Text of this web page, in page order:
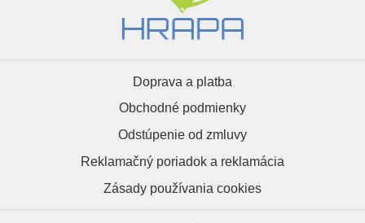
Doprava a platba
Obchodné podmienky
Odstúpenie od zmluvy
Reklamačný poriadok a reklamácia
Zásady používania cookies